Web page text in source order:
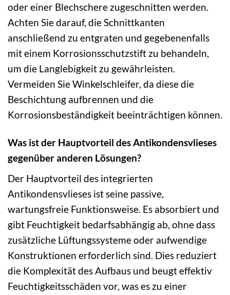
oder einer Blechschere zugeschnitten werden.
Achten Sie darauf, die Schnittkanten
anschließend zu entgraten und gegebenenfalls
mit einem Korrosionsschutzstift zu behandeln,
um die Langlebigkeit zu gewährleisten.
Vermeiden Sie Winkelschleifer, da diese die
Beschichtung aufbrennen und die
Korrosionsbeständigkeit beeinträchtigen können.
Was ist der Hauptvorteil des Antikondensvlieses
gegenüber anderen Lösungen?
Der Hauptvorteil des integrierten
Antikondensvlieses ist seine passive,
wartungsfreie Funktionsweise. Es absorbiert und
gibt Feuchtigkeit bedarfsabhängig ab, ohne dass
zusätzliche Lüftungssysteme oder aufwendige
Konstruktionen erforderlich sind. Dies reduziert
die Komplexität des Aufbaus und beugt effektiv
Feuchtigkeitsschäden vor, was es zu einer